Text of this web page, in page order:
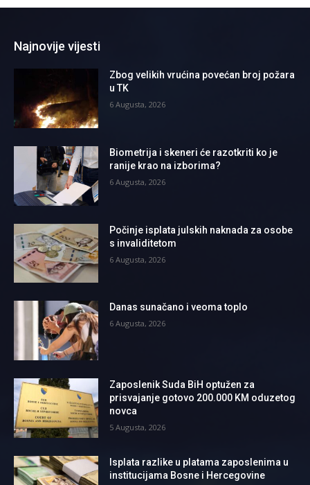
Najnovije vijesti
Zbog velikih vrućina povećan broj požara
u TK
6 Augusta, 2026
Biometrija i skeneri će razotkriti ko je
ranije krao na izborima?
6 Augusta, 2026
Počinje isplata julskih naknada za osobe
s invaliditetom
6 Augusta, 2026
Danas sunačano i veoma toplo
6 Augusta, 2026
Zaposlenik Suda BiH optužen za
prisvajanje gotovo 200.000 KM oduzetog
novca
5 Augusta, 2026
Isplata razlike u platama zaposlenima u
institucijama Bosne i Hercegovine